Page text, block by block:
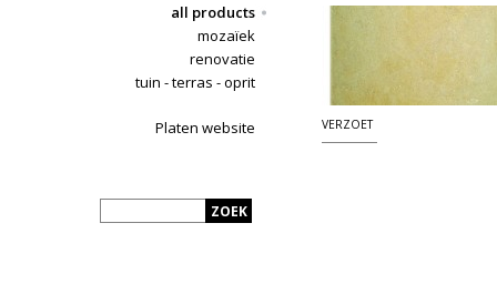
all products
mozaïek
renovatie
tuin - terras - oprit
Platen website VERZOET